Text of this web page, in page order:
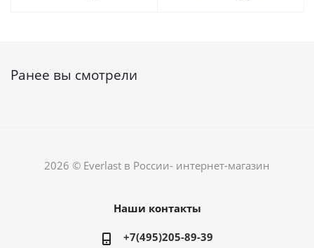
Ранее вы смотрели
2026 © Everlast в России- интернет-магазин
Наши контакты
+7(495)205-89-39